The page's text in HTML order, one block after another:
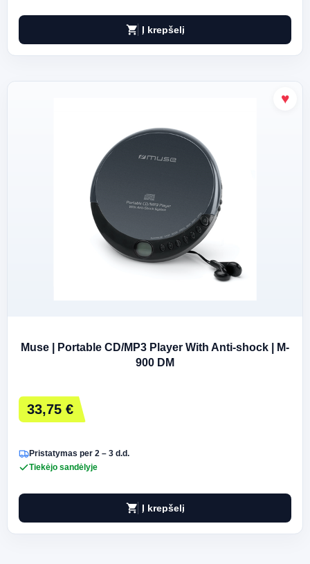
shopping_cart Į krepšelį
Muse | Portable CD/MP3 Player With Anti-shock | M-
900 DM
33,75 €
Pristatymas per 2 – 3 d.d.
Tiekėjo sandėlyje
shopping_cart Į krepšelį